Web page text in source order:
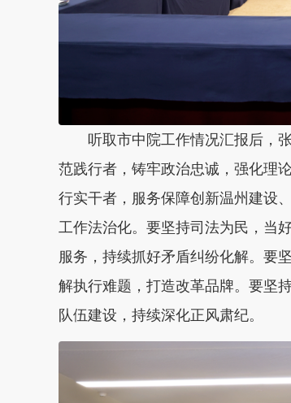
听取市中院工作情况汇报后，
范践行者，铸牢政治忠诚，强化理
行实干者，服务保障创新温州建设
工作法治化。要坚持司法为民，当
服务，持续抓好矛盾纠纷化解。要
解执行难题，打造改革品牌。要坚
队伍建设，持续深化正风肃纪。